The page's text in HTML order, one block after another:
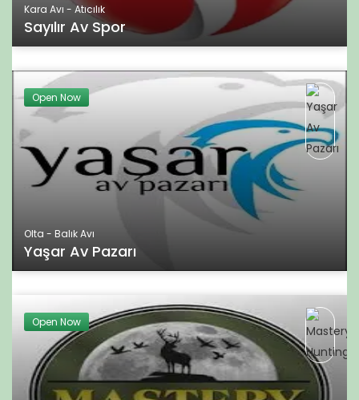
Kara Avı - Atıcılık
Sayılır Av Spor
Open Now
Olta - Balık Avı
Yaşar Av Pazarı
Open Now